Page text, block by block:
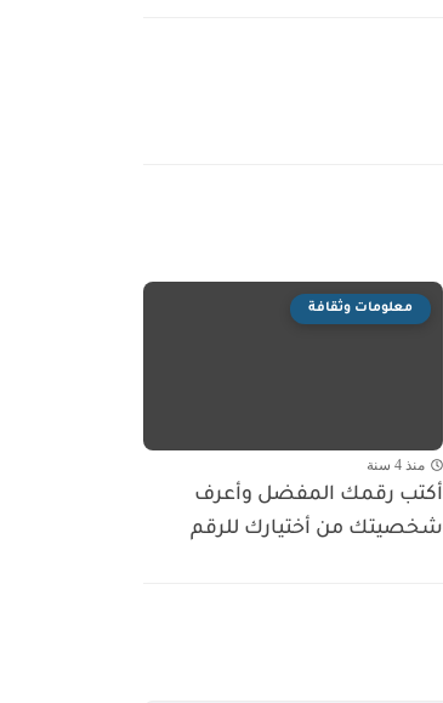
معلومات وثقافة
منذ 4 سنة
أكتب رقمك المفضل وأعرف
شخصيتك من أختيارك للرقم